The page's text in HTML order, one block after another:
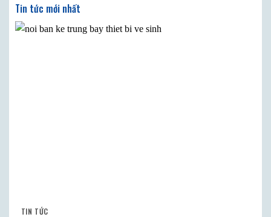
Tin tức mới nhất
TIN TỨC